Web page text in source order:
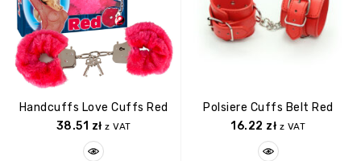
Handcuffs Love Cuffs Red
38.51 zł z VAT
Polsiere Cuffs Belt Red
16.22 zł z VAT